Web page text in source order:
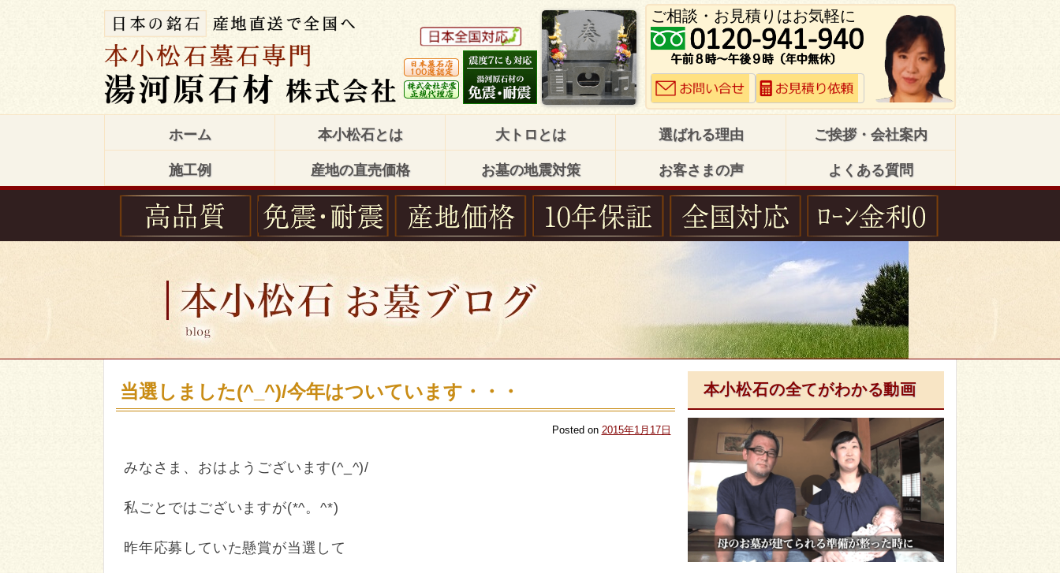
ご相談・お見積りはお気軽に
ホーム 本小松石とは 大トロとは 選ばれる理由 ご挨拶・会社案内
施工例 産地の直売価格 お墓の地震対策 お客さまの声 よくある質問
当選しました(^_^)/今年はついています・・・
Posted on 2015年1月17日
みなさま、おはようございます(^_^)/
私ごとではございますが(*^。^*)
昨年応募していた懸賞が当選して
本小松石の全てがわかる動画